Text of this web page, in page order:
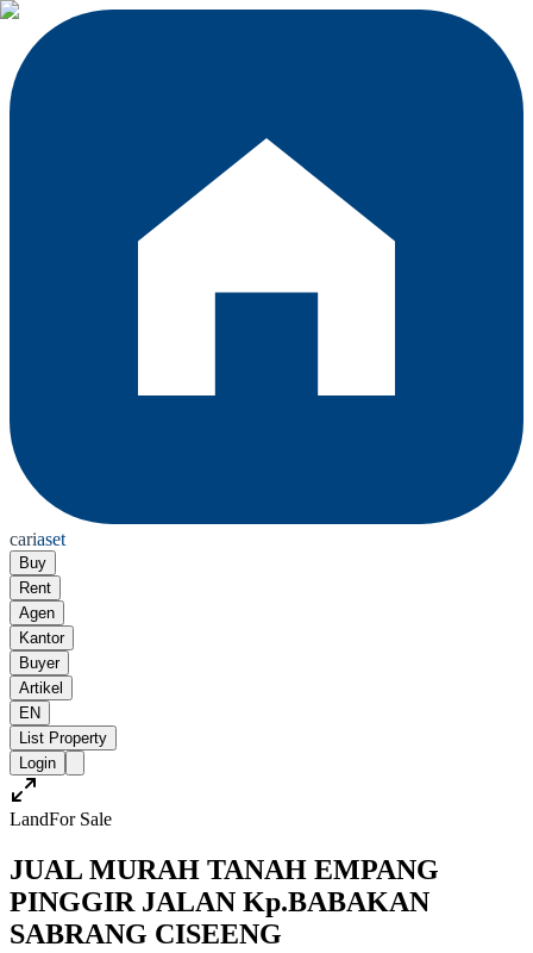
cariaset
Buy
Rent
Agen
Kantor
Buyer
Artikel
EN
List Property
Login
LandFor Sale
JUAL MURAH TANAH EMPANG
PINGGIR JALAN Kp.BABAKAN
SABRANG CISEENG